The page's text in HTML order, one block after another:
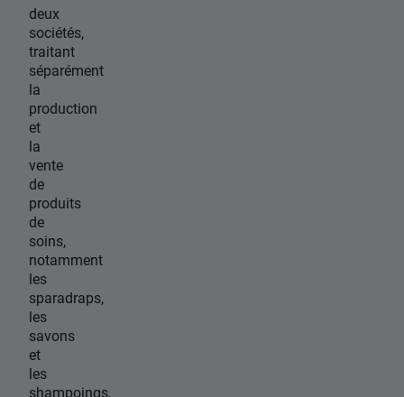
deux
sociétés,
traitant
séparément
la
production
et
la
vente
de
produits
de
soins,
notamment
les
sparadraps,
les
savons
et
les
shampoings,